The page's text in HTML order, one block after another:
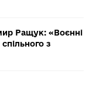
Ращук: «Воєнні
з